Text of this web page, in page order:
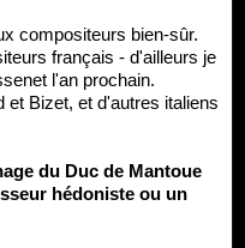
compositeurs bien-sûr.
français - d'ailleurs je
l'an prochain.
et Bizet, et d'autres italiens
du Duc de Mantoue
hédoniste ou un